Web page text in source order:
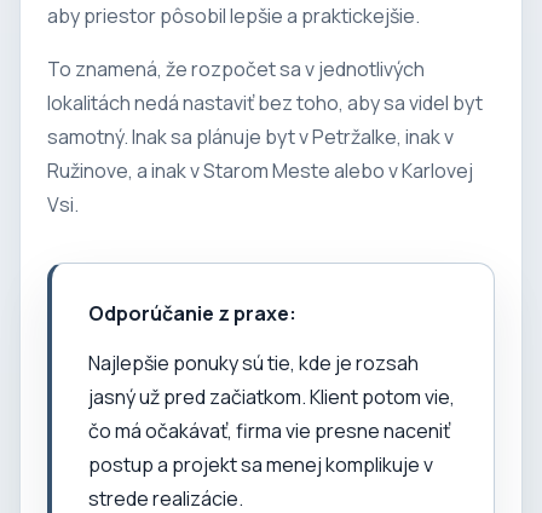
aby priestor pôsobil lepšie a praktickejšie.
To znamená, že rozpočet sa v jednotlivých
lokalitách nedá nastaviť bez toho, aby sa videl byt
samotný. Inak sa plánuje byt v Petržalke, inak v
Ružinove, a inak v Starom Meste alebo v Karlovej
Vsi.
Odporúčanie z praxe:
Najlepšie ponuky sú tie, kde je rozsah
jasný už pred začiatkom. Klient potom vie,
čo má očakávať, firma vie presne naceniť
postup a projekt sa menej komplikuje v
strede realizácie.